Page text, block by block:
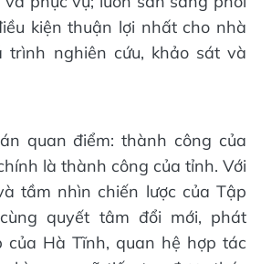
kiện thuận lợi nhất cho nhà
trình nghiên cứu, khảo sát và
quan điểm: thành công của
là thành công của tỉnh. Với
tầm nhìn chiến lược của Tập
quyết tâm đổi mới, phát
Hà Tĩnh, quan hệ hợp tác